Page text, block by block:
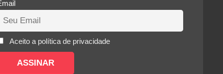
Aceito a política de privacidade